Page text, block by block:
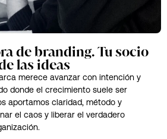
de branding. Tu socio
las ideas
merece avanzar con intención y
donde el crecimiento suele ser
aportamos claridad, método y
el caos y liberar el verdadero